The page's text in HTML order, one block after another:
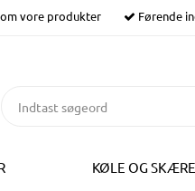
vore produkter Førende
KØLE OG